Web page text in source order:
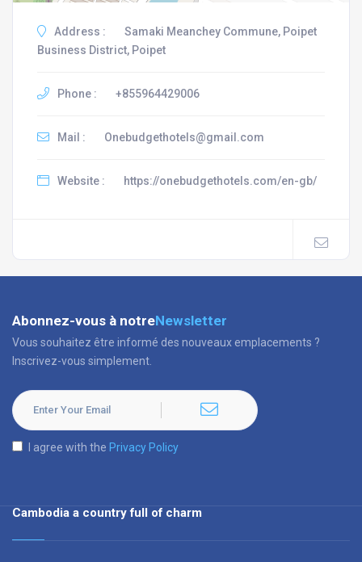
Address :
Samaki Meanchey Commune, Poipet
Business District, Poipet
Phone : +855964429006
Mail : Onebudgethotels@gmail.com
Website : https://onebudgethotels.com/en-gb/
Abonnez-vous à notreNewsletter
Vous souhaitez être informé des nouveaux emplacements ?
Inscrivez-vous simplement.
I agree with the Privacy Policy
Cambodia a country full of charm